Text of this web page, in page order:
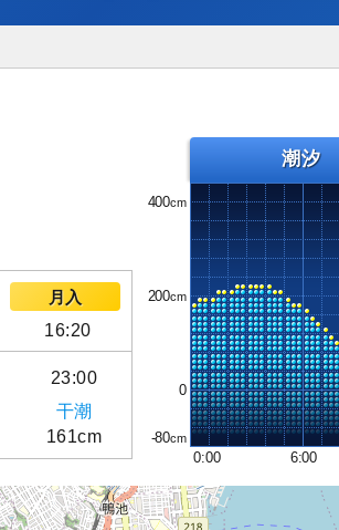
月入
16:20
23:00
干潮
161cm
潮汐
400
200
0
-80
0:00
6:00